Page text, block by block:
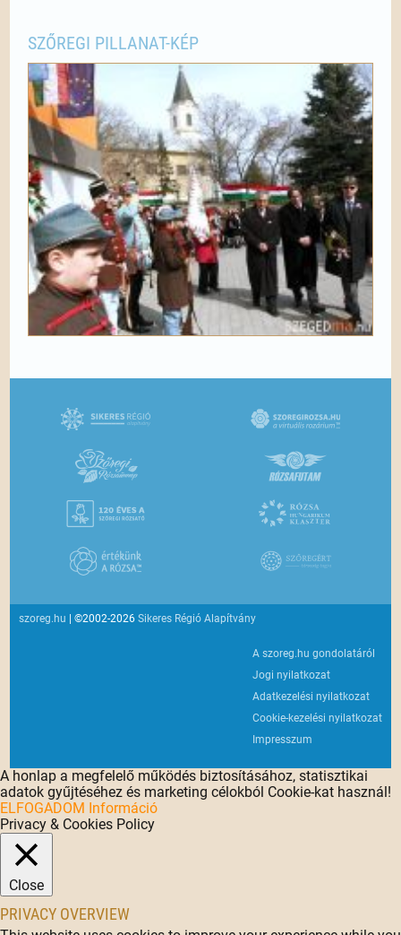
SZŐREGI PILLANAT-KÉP
szoreg.hu | ©2002-2026Sikeres Régió Alapítvány
A szoreg.hu gondolatáról
Jogi nyilatkozat
Adatkezelési nyilatkozat
Cookie-kezelési nyilatkozat
Impresszum
A honlap a megfelelő működés biztosításához, statisztikai
adatok gyűjtéséhez és marketing célokból Cookie-kat használ!
ELFOGADOM Információ
Privacy & Cookies Policy
Close
PRIVACY OVERVIEW